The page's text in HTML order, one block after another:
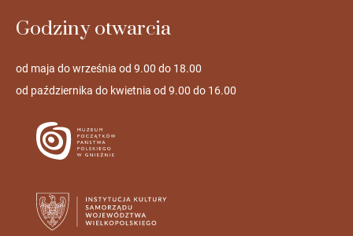
Godziny otwarcia
od maja do września od 9.00 do 18.00
od października do kwietnia od 9.00 do 16.00